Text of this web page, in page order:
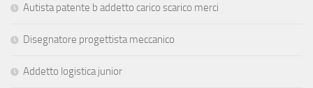
Autista patente b addetto carico scarico merci
Disegnatore progettista meccanico
Addetto logistica junior